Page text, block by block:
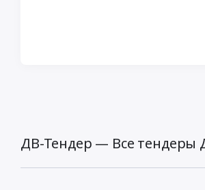
ДВ-Тендер — Все тендеры